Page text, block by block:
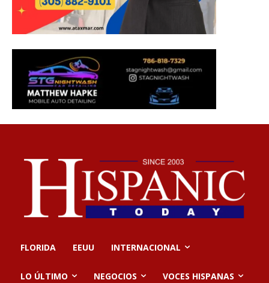
FLORIDA EEUU INTERNACIONAL
LO ÚLTIMO NEGOCIOS VOCES HISPANAS